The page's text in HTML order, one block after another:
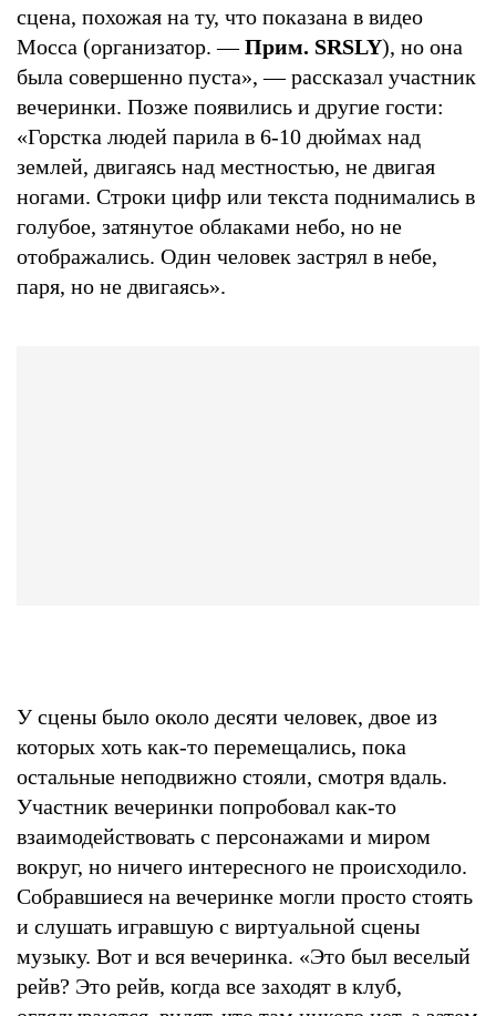
сцена, похожая на ту, что показана в видео
Мосса (организатор. —Прим. SRSLY), но она
была совершенно пуста», — рассказал участник
вечеринки. Позже появились и другие гости:
«Горстка людей парила в 6-10 дюймах над
землей, двигаясь над местностью, не двигая
ногами. Строки цифр или текста поднимались в
голубое, затянутое облаками небо, но не
отображались. Один человек застрял в небе,
паря, но не двигаясь».
У сцены было около десяти человек, двое из
которых хоть как-то перемещались, пока
остальные неподвижно стояли, смотря вдаль.
Участник вечеринки попробовал как-то
взаимодействовать с персонажами и миром
вокруг, но ничего интересного не происходило.
Собравшиеся на вечеринке могли просто стоять
и слушать игравшую с виртуальной сцены
музыку. Вот и вся вечеринка. «Это был веселый
рейв? Это рейв, когда все заходят в клуб,